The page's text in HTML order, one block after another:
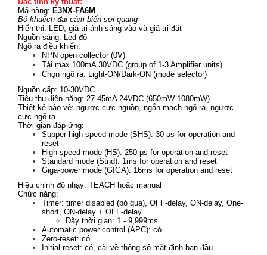
Mã hàng: E3NX-FA6M
Bộ khuếch đại cảm biến sợi quang
Hiển thị: LED, giá trị ánh sáng vào và giá trị đặt
Nguồn sáng: Led đỏ
Ngõ ra điều khiển:
NPN open collector (0V)
Tải max 100mA 30VDC (group of 1-3 Amplifier units)
Chọn ngõ ra: Light-ON/Dark-ON (mode selector)
Nguồn cấp: 10-30VDC
Tiêu thụ điện năng: 27-45mA 24VDC (650mW-1080mW)
Thiết kế bảo vệ: ngược cực nguồn, ngắn mạch ngõ ra, ngược
cực ngõ ra
Thời gian đáp ứng:
Supper-high-speed mode (SHS): 30 μs for operation and
reset
High-speed mode (HS): 250 μs for operation and reset
Standard mode (Stnd): 1ms for operation and reset
Giga-power mode (GIGA): 16ms for operation and reset
Hiệu chỉnh độ nhạy: TEACH hoặc manual
Chức năng:
Timer: timer disabled (bỏ qua), OFF-delay, ON-delay, One-
short, ON-delay + OFF-delay
Dãy thời gian: 1 - 9,999ms
Automatic power control (APC): có
Zero-reset: có
Initial reset: có, cài về thông số mặt định ban đầu